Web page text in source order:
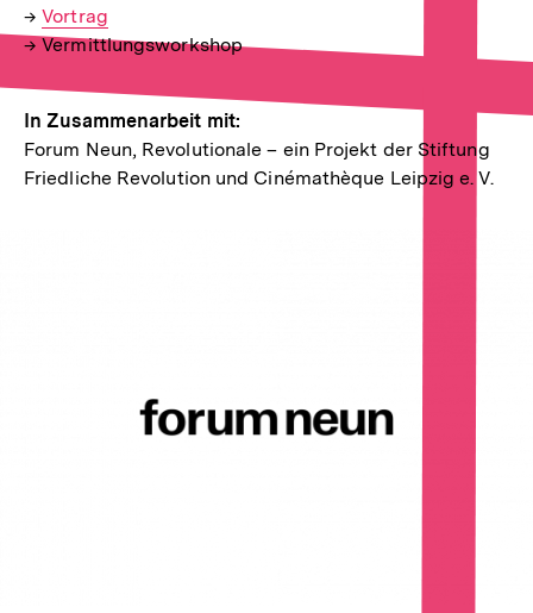
Link:
→Interner
Link:
Vortrag
→ Vermittlungsworkshop
In Zusammenarbeit mit:
Forum Neun, Revolutionale – ein Projekt der Stiftung
Friedliche Revolution und Cinémathèque Leipzig e. V.